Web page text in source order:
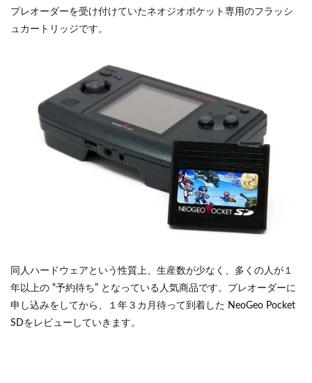
プレオーダーを受け付けていたネオジオポケット専用のフラッシ
ュカートリッジです。
同人ハードウェアという性質上、生産数が少なく、多くの人が１
年以上の “予約待ち” となっている人気商品です。プレオーダーに
申し込みをしてから、１年３カ月待って到着した NeoGeo Pocket
SDをレビューしていきます。